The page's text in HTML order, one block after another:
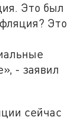
Это был
Это
- заявил
сейчас